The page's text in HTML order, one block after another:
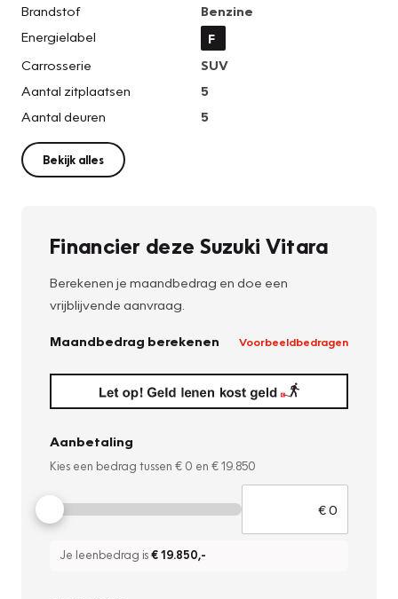
Brandstof
Benzine
Energielabel
F
Carrosserie
SUV
Aantal zitplaatsen
5
Aantal deuren
5
Bekijk alles
Financier deze Suzuki Vitara
Berekenen je maandbedrag en doe een
vrijblijvende aanvraag.
Maandbedrag berekenen Voorbeeldbedragen
Aanbetaling
Kies een bedrag tussen € 0 en € 19.850
Je leenbedrag is€ 19.850,-